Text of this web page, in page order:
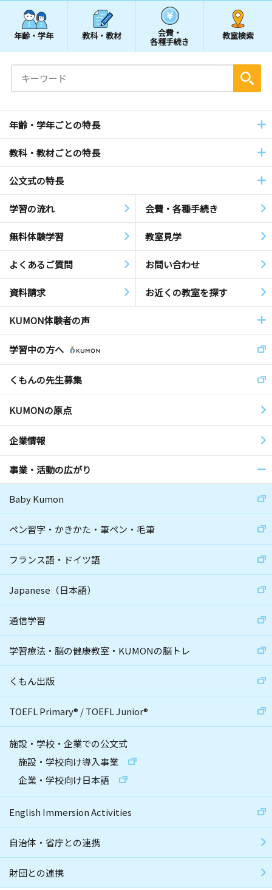
年齢・学年 教科・教材 会費・
各種手続き
教室検索
年齢・学年ごとの特長
教科・教材ごとの特長
公文式の特長
学習の流れ 会費・各種手続き
無料体験学習 教室見学
よくあるご質問 お問い合わせ
資料請求 お近くの教室を探す
KUMON体験者の声
学習中の方へ
くもんの先生募集
KUMONの原点
企業情報
事業・活動の広がり
Baby Kumon
ペン習字・かきかた・筆ペン・毛筆
フランス語・ドイツ語
Japanese（日本語）
通信学習
学習療法・脳の健康教室・KUMONの脳トレ
くもん出版
TOEFL Primary® /TOEFL Junior®
施設・学校・企業での公文式
施設・学校向け導入事業
企業・学校向け日本語
English Immersion Activities
自治体・省庁との連携
財団との連携